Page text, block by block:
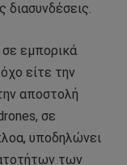
διασυνδέσεις.
σε εμπορικά
είτε την
αποστολή
σε
υποδηλώνει
των